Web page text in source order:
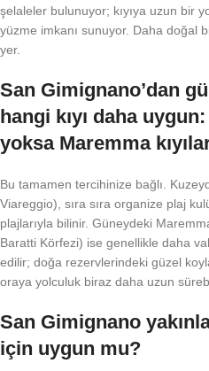
şelaleler bulunuyor; kıyıya uzun bir
yüzme imkanı sunuyor. Daha doğal
yer.
San Gimignano’dan
hangi kıyı daha
yoksa Maremma
Bu tamamen tercihinize bağlı.
Viareggio), sıra sıra organize plaj
plajlarıyla bilinir. Güneydeki
Baratti Körfezi) ise genellikle daha
edilir; doğa rezervlerindeki güzel
oraya yolculuk biraz daha uzun
San Gimignano
için uygun mu?